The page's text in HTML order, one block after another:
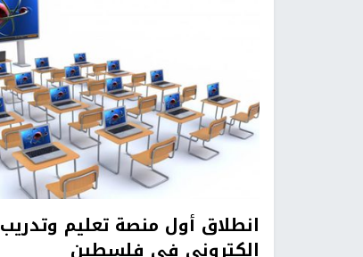
انطلاق أول منصة تعليم وتدريب